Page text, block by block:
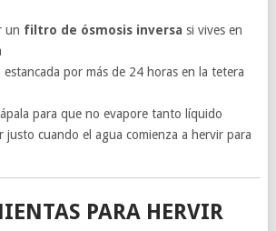
un filtro de ósmosis inversa si vives en
estancada por más de 24 horas en la tetera
para que no evapore tanto líquido
justo cuando el agua comienza a hervir para
PARA HERVIR